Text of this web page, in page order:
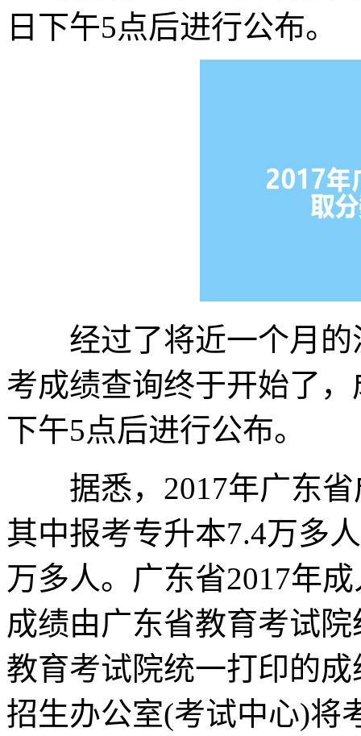
日下午5点后进行公布。
经过了将近一个月的
考成绩查询终于开始了
下午5点后进行公布。
据悉，2017年广东省
其中报考专升本7.4万多
万多人。广东省2017年
成绩由广东省教育考试
教育考试院统一打印的
招生办公室(考试中心)将